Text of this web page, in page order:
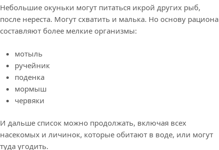
Небольшие окуньки могут питаться икрой других рыб,
после нереста. Могут схватить и малька. Но основу рациона
составляют более мелкие организмы:
мотыль
ручейник
поденка
мормыш
червяки
И дальше список можно продолжать, включая всех
насекомых и личинок, которые обитают в воде, или могут
туда угодить.